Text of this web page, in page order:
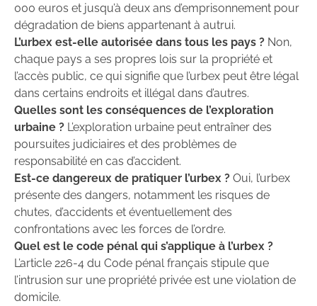
000 euros et jusqu’à deux ans d’emprisonnement pour
dégradation de biens appartenant à autrui.
L’urbex est-elle autorisée dans tous les pays ? Non,
chaque pays a ses propres lois sur la propriété et
l’accès public, ce qui signifie que l’urbex peut être légal
dans certains endroits et illégal dans d’autres.
Quelles sont les conséquences de l’exploration
urbaine ? L’exploration urbaine peut entraîner des
poursuites judiciaires et des problèmes de
responsabilité en cas d’accident.
Est-ce dangereux de pratiquer l’urbex ? Oui, l’urbex
présente des dangers, notamment les risques de
chutes, d’accidents et éventuellement des
confrontations avec les forces de l’ordre.
Quel est le code pénal qui s’applique à l’urbex ?
L’article 226-4 du Code pénal français stipule que
l’intrusion sur une propriété privée est une violation de
domicile.